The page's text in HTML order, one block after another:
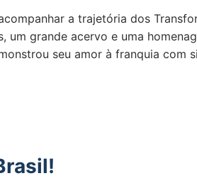
a trajetória dos
um grande acervo e uma
seu amor à franquia com